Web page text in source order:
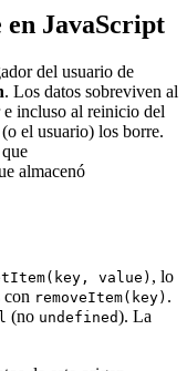
en JavaScript
del usuario de
. Los datos sobreviven al
e incluso al reinicio del
el usuario) los borre.
almacenó
value) , lo
removeItem(key) .
(no undefined). La